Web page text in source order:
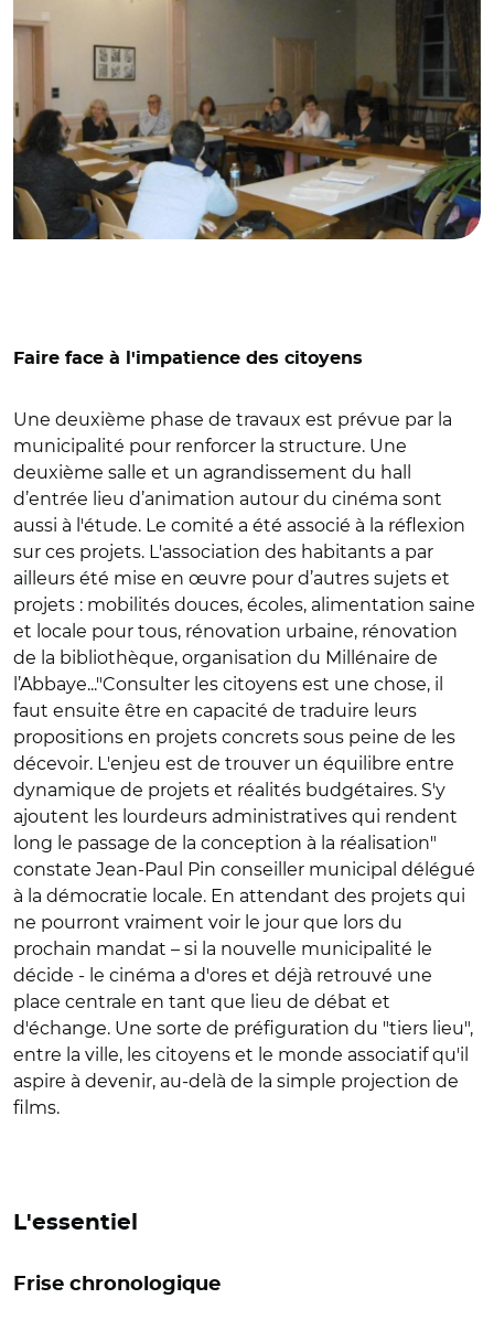
Faire face à l'impatience des citoyens
Une deuxième phase de travaux est prévue par la
municipalité pour renforcer la structure. Une
deuxième salle et un agrandissement du hall
d’entrée lieu d’animation autour du cinéma sont
aussi à l'étude. Le comité a été associé à la réflexion
sur ces projets. L'association des habitants a par
ailleurs été mise en œuvre pour d’autres sujets et
projets : mobilités douces, écoles, alimentation saine
et locale pour tous, rénovation urbaine, rénovation
de la bibliothèque, organisation du Millénaire de
l’Abbaye..."Consulter les citoyens est une chose, il
faut ensuite être en capacité de traduire leurs
propositions en projets concrets sous peine de les
décevoir. L'enjeu est de trouver un équilibre entre
dynamique de projets et réalités budgétaires. S'y
ajoutent les lourdeurs administratives qui rendent
long le passage de la conception à la réalisation"
constate Jean-Paul Pin conseiller municipal délégué
à la démocratie locale. En attendant des projets qui
ne pourront vraiment voir le jour que lors du
prochain mandat – si la nouvelle municipalité le
décide - le cinéma a d'ores et déjà retrouvé une
place centrale en tant que lieu de débat et
d'échange. Une sorte de préfiguration du "tiers lieu",
entre la ville, les citoyens et le monde associatif qu'il
aspire à devenir, au-delà de la simple projection de
films.
L'essentiel
Frise chronologique